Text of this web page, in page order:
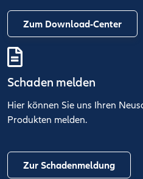
Zum Download-Center
Schaden melden
Hier können Sie uns Ihren
Produkten melden.
Zur Schadenmeldung